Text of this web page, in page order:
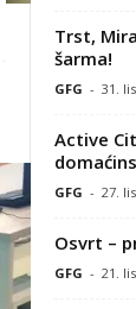
Trst,
šarma!
GFG - 31.
Active
GFG - 27.
Osvrt –
GFG - 21.